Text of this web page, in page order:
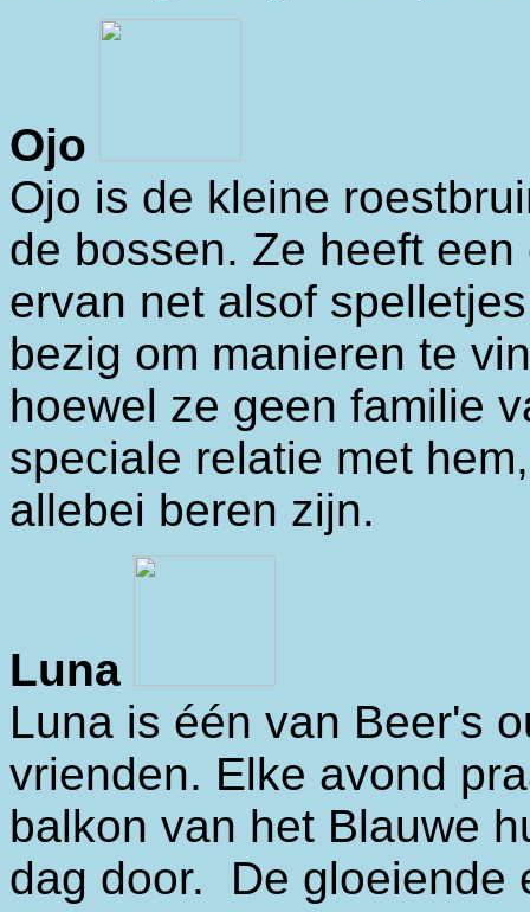
Ojo
Ojo is de kleine
de bossen. Ze heeft
ervan net alsof
bezig om manieren te
hoewel ze geen familie
speciale relatie met
allebei beren zijn.
Luna
Luna is één van Beer's
vrienden. Elke avond
balkon van het Blauwe
dag door. De gloeiende